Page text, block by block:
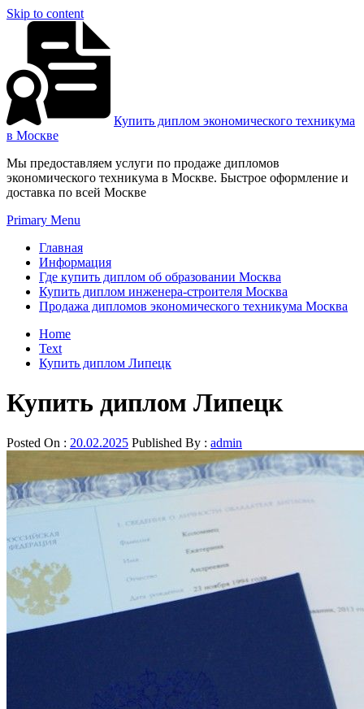
Skip to content
Купить диплом экономического техникума
в Москве
Мы предоставляем услуги по продаже дипломов
экономического техникума в Москве. Быстрое оформление и
доставка по всей Москве
Primary Menu
Главная
Информация
Где купить диплом об образовании Москва
Купить диплом инженера-строителя Москва
Продажа дипломов экономического техникума Москва
Home
Text
Купить диплом Липецк
Купить диплом Липецк
Posted On : 20.02.2025 Published By : admin